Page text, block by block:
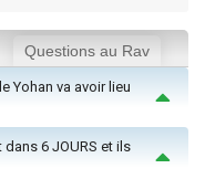
Questions au Rav
Yohan va avoir lieu
dans 6 JOURS et ils